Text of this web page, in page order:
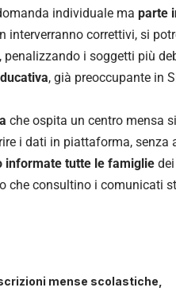
individuale ma parte
interverranno correttivi, si
penalizzando i soggetti più
, già preoccupante in
che ospita un centro mensa
i dati in piattaforma, senza
informate tutte le famiglie
che consultino i comunicati
mense scolastiche